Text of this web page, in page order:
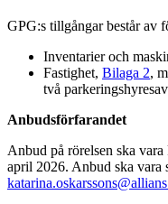
GPG:s tillgångar består av
Inventarier och
Fastighet, Bilaga 2,
två
Anbudsförfarandet
Anbud på rörelsen ska
april 2026. Anbud ska vara